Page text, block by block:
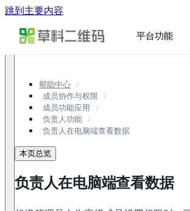
跳到主要内容
平台功能
帮助中心
成员协作与权限
成员功能应用
负责人功能
负责人在电脑端查看数据
本页总览
负责人在电脑端查看数据